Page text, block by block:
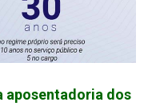
aposentadoria dos